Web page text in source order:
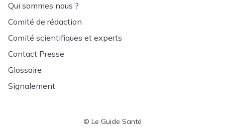
Qui sommes nous ?
Comité de rédaction
Comité scientifiques et experts
Contact Presse
Glossaire
Signalement
© Le Guide Santé